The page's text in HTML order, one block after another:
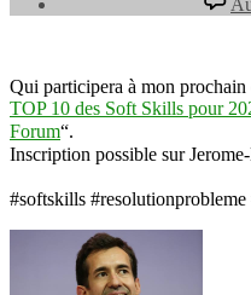
Qui participera à mon
TOP 10 des Soft Skills pour
Forum“.⠀
Inscription possible sur
#softskills